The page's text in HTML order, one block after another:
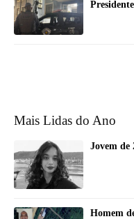
Mais Lidas do Ano
Jovem de
Homem